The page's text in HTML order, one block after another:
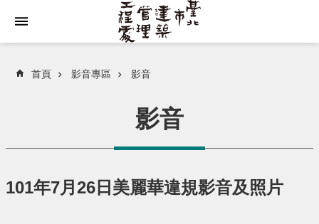
首頁 影音專區 影音
影音
101年7月26日美麗華違規影音及照片